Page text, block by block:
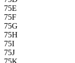
75E
75F
75G
75H
75I
75J
75K